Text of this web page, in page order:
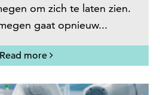
om zich te laten zien.
gaat opnieuw...
Read more